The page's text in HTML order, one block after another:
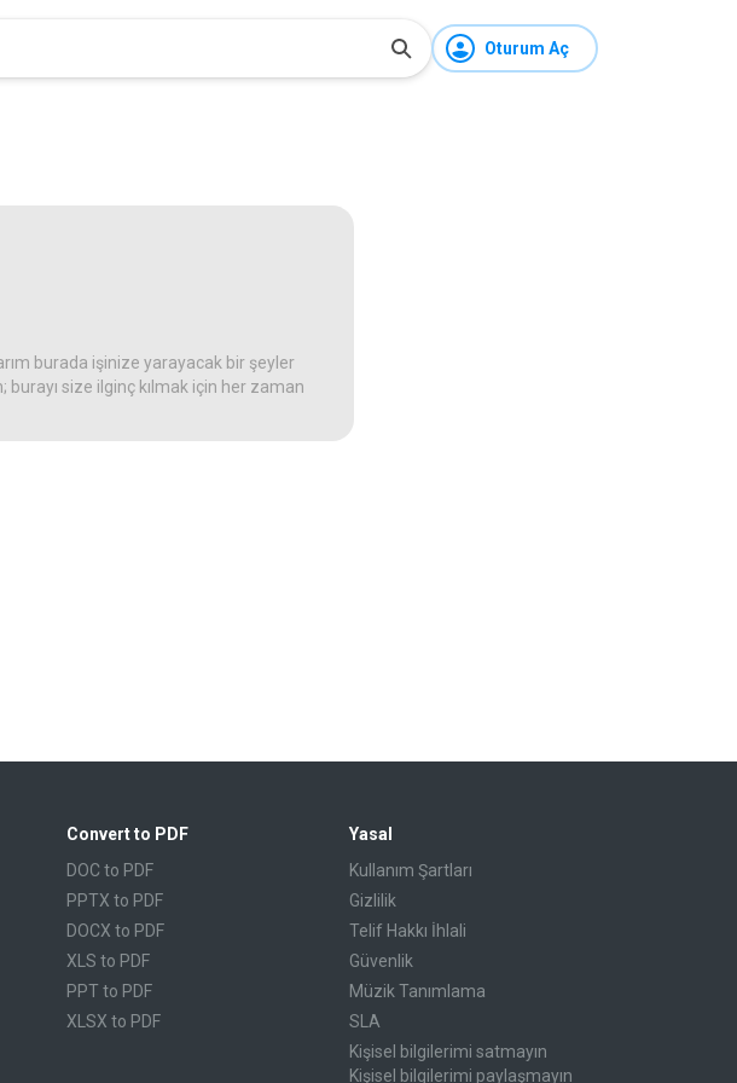
Oturum Aç
burada işinize yarayacak bir şeyler
size ilginç kılmak için her zaman
Convert to PDF
DOC to PDF
PPTX to PDF
DOCX to PDF
XLS to PDF
PPT to PDF
XLSX to PDF
Yasal
Kullanım Şartları
Gizlilik
Telif Hakkı İhlali
Güvenlik
Müzik Tanımlama
SLA
Kişisel bilgilerimi satmayın
Kişisel bilgilerimi paylaşmayın